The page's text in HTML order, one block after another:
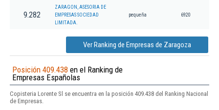
9.282
ZARAGON, ASESORIA DE
EMPRESAS SOCIEDAD
LIMITADA.
pequeña 6920
Ver Ranking de Empresas de Zaragoza
Posición 409.438 en el Ranking de
Empresas Españolas
Copisteria Lorente Sl se encuentra en la posición 409.438 del Ranking Nacional
de Empresas.